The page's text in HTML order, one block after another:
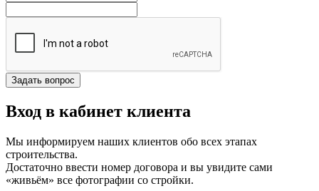
Вход в кабинет клиента
Мы информируем наших клиентов обо всех этапах
строительства.
Достаточно ввести номер договора и вы увидите сами
«живьём» все фотографии со стройки.